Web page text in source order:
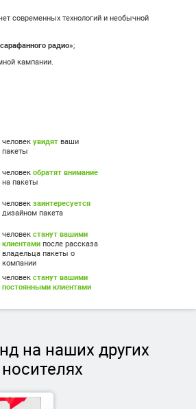
современных технологий и необычной
радио»;
кампании.
человек увидят ваши
пакеты
человек обратят внимание
на пакеты
человек заинтересуется
дизайном пакета
человек станут вашими
клиентами после рассказа
владельца пакеты о
компании
человек станут вашими
постоянными клиентами
на наших других
носителях